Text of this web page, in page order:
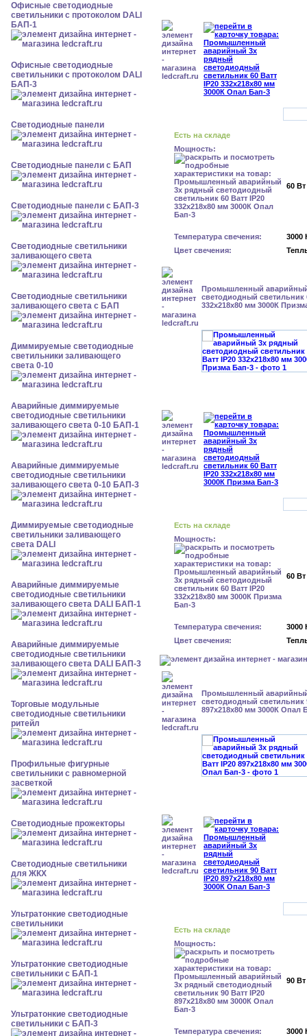
Офисные светодиодные
светильники с протоколом DALI
БАП-1
Офисные светодиодные
светильники с протоколом DALI
БАП-3
Cветодиодные панели
Cветодиодные панели с БАП
Cветодиодные панели с БАП-3
Светодиодные светильники
заливающего света
Светодиодные светильники
заливающего света с БАП
Диммируемые светодиодные
светильники заливающего
света 0-10
Аварийные диммируемые
светодиодные светильники
заливающего света 0-10 БАП-1
Аварийные диммируемые
светодиодные светильники
заливающего света 0-10 БАП-3
Диммируемые светодиодные
светильники заливающего
света DALI
Аварийные диммируемые
светодиодные светильники
заливающего света DALI БАП-1
Аварийные диммируемые
светодиодные светильники
заливающего света DALI БАП-3
Торговые модульные
светодиодные светильники
ритейл
Профильные фигурные
светильники с равномерной
засветкой
Светодиодные прожекторы
Светодиодные светильники
для ЖКХ
Ультратонкие светодиодные
светильники
Ультратонкие светодиодные
светильники с БАП-1
Ультратонкие светодиодные
светильники с БАП-3
Есть на складе
Мощность:
60 Вт
Температура свечения:
3000
Цвет свечения:
Промышленный
светодиодный светильник
332х218х80 мм 3000К
Есть на складе
Мощность:
60 Вт
Температура свечения:
3000
Цвет свечения:
Промышленный
светодиодный светильник
897х218х80 мм 3000К Опал
Есть на складе
Мощность:
90 Вт
Температура свечения: 3000